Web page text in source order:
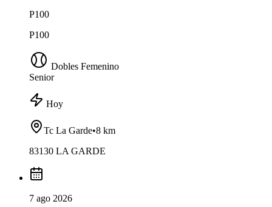
P100
P100
Dobles Femenino
Senior
Hoy
Tc La Garde•8 km
83130 LA GARDE
7 ago 2026